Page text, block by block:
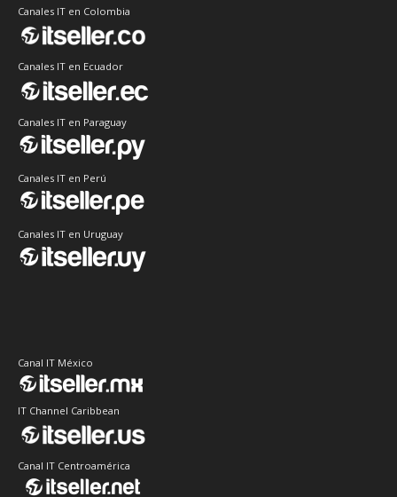
Canales IT en Colombia
Canales IT en Ecuador
Canales IT en Paraguay
Canales IT en Perú
Canales IT en Uruguay
Canal IT México
IT Channel Caribbean
Canal IT Centroamérica